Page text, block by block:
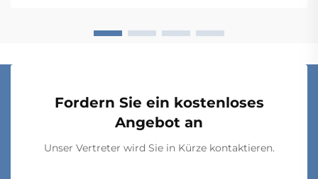
Fordern Sie ein kostenloses
Angebot an
Unser Vertreter wird Sie in Kürze kontaktieren.